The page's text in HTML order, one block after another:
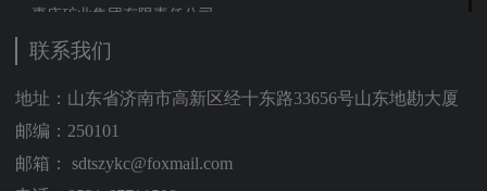
枣庄矿业集团有限责任公司
兖矿新疆能化有限公司
山东泰山地勘集团
新能源集团有限公司
营销贸易公司
联系我们
地址：山东省济南市高新区经十东路33656号山东地勘大厦
邮编：250101
邮箱： sdtszykc@foxmail.com